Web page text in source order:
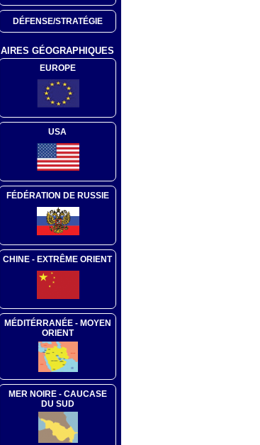
DÉFENSE/STRATÉGIE
AIRES GÉOGRAPHIQUES
EUROPE
USA
FÉDÉRATION DE RUSSIE
CHINE - EXTRÊME ORIENT
MÉDITÉRRANÉE - MOYEN
ORIENT
MER NOIRE - CAUCASE
DU SUD